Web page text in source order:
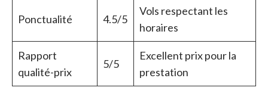
Ponctualité 4.5/5
Vols respectant les
horaires
Rapport
qualité-prix
5/5
Excellent prix pour la
prestation